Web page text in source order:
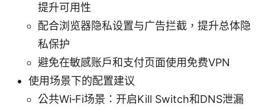
提升可用性
配合浏览器隐私设置与广告拦截，提升总体隐
私保护
避免在敏感账户和支付页面使用免费VPN
使用场景下的配置建议
公共Wi‑Fi场景：开启Kill Switch和DNS泄漏